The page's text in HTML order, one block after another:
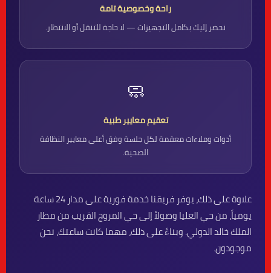
راحة وخصوصية تامة
نحضر إليك بكامل التجهيزات — لا حاجة للتنقل أو الانتظار.
🧼
تعقيم معايير طبية
أدوات وملاءات معقمة لكل جلسة وفق أعلى معايير النظافة
الصحية.
علاوة على ذلك، يوفر فريقنا خدمة فورية على مدار 24 ساعة
يومياً، من حي العليا وصولاً إلى حي المروج القريب من مطار
الملك خالد الدولي. وبناءً على ذلك، مهما كانت ساعتك، نحن
موجودون.